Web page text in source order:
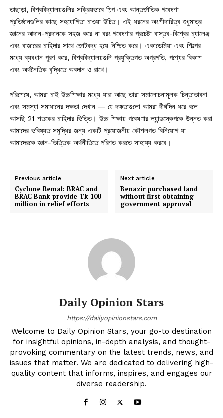
তাছাড়া, বিশ্ববিদ্যালয়গুলির সক্রিয়ভাবে শিল্প এবং আন্তর্জাতিক গবেষণা
প্রতিষ্ঠানগুলির কাছে সহযোগিতা চাওয়া উচিত। এই ধরনের অংশীদারিত্ব শুধুমাত্র
জ্ঞানের আদান-প্রদানকে সহজ করে না বরং গবেষণার প্রচেষ্টা বাস্তব-বিশ্বের চ্যালেঞ্জ
এবং বাজারের চাহিদার সাথে জোটবদ্ধ হয়ে নিশ্চিত করে। একাডেমিয়া এবং শিল্পের
মধ্যে ব্যবধান পূরণ করে, বিশ্ববিদ্যালয়গুলি প্রযুক্তিগত অগ্রগতি, পণ্যের বিকাশ
এবং অর্থনৈতিক বৃদ্ধিতে অবদান ও রাখে।
পরিশেষে, আমরা চাই উচ্চশিক্ষার মধ্যে যারা আছে তারা সমালোচনামূলক চিন্তাভাবনা
এবং সমস্যা সমাধানের দক্ষতা দেখান — যে দক্ষতাগুলো আমরা দীর্ঘদিন ধরে বলে
আসছি 21 শতকের চাহিদার ভিত্তি। উচ্চ শিক্ষায় গবেষণার ল্যান্ডস্কেপকে উন্নত করা
আমাদের ভবিষ্যত সমৃদ্ধির জন্য একটি প্রয়োজনীয় কৌশলগত বিনিয়োগ যা
আমাদেরকে জ্ঞান-ভিত্তিক অর্থনীতিতে পরিণত করতে সাহায্য করবে।
Previous article
Cyclone Remal: BRAC and
BRAC Bank provide Tk 100
million in relief efforts
Next article
Benazir purchased land
without first obtaining
government approval
Daily Opinion Stars
https://dailyopinionstars.com
Welcome to Daily Opinion Stars, your go-to destination
for insightful opinions, in-depth analysis, and thought-
provoking commentary on the latest trends, news, and
issues that matter. We are dedicated to delivering high-
quality content that informs, inspires, and engages our
diverse readership.